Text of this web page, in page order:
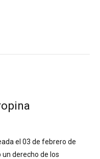
el 03 de febrero de
derecho de los